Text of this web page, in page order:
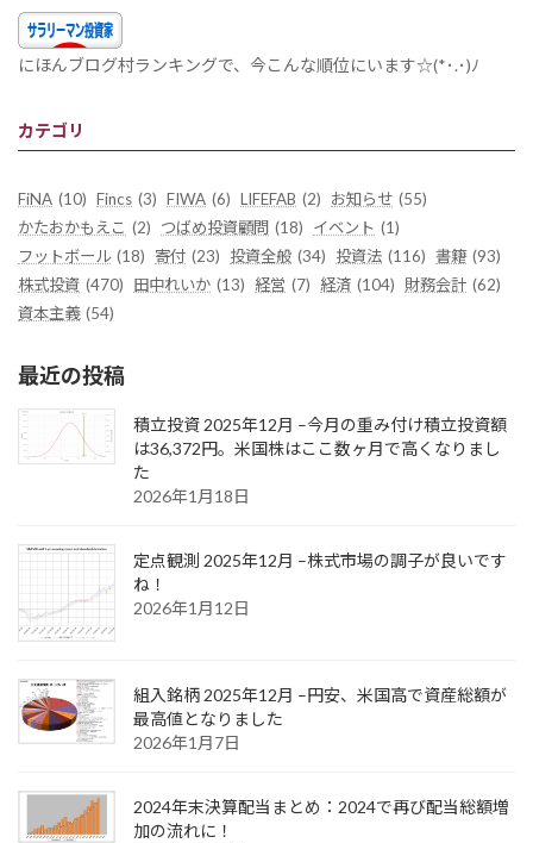
にほんブログ村ランキングで、今こんな順位にいます☆(*･.･)ﾉ
カテゴリ
FiNA (10) Fincs (3) FIWA (6) LIFEFAB (2) お知らせ (55)
かたおかもえこ (2) つばめ投資顧問 (18) イベント (1)
フットボール (18) 寄付 (23) 投資全般 (34) 投資法 (116) 書籍 (93)
株式投資 (470) 田中れいか (13) 経営 (7) 経済 (104) 財務会計 (62)
資本主義 (54)
最近の投稿
積立投資 2025年12月 –今月の重み付け積立投資額
は36,372円。米国株はここ数ヶ月で高くなりまし
た
2026年1月18日
定点観測 2025年12月 –株式市場の調子が良いです
ね！
2026年1月12日
組入銘柄 2025年12月 –円安、米国高で資産総額が
最高値となりました
2026年1月7日
2024年末決算配当まとめ：2024で再び配当総額増
加の流れに！